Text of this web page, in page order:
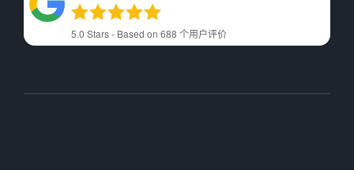
5.0 Stars - Based on 688 个用户评价